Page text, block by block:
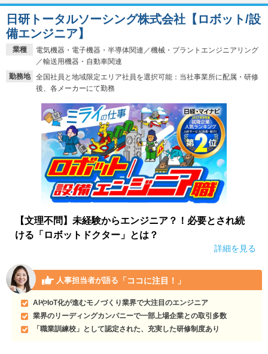
イベントを探す スカウト お知らせ
就活ノウハウ・サポート
就活支援
就活ノウハウが満載！
就活コラム
適職診断
あなたに合う仕事を診断！
就活チャンネル
動画で対策講座をチェック
就活ニュースペーパー
就活時事ニュースを更新
よくある質問
不明点があればこちら
業種
電気機器・電子機器・半導体関連／機械・プラントエンジニアリング
／輸送用機器・自動車関連
勤務地
全国社員と地域限定エリア社員を選択可能：当社事業所に配属・研修
後、各メーカーにて勤務
日研トータルソーシング株式会社【ロボット/設
備エンジニア】
【文理不問】未経験からエンジニア？！必要とされ続
ける「ロボットドクター」とは？
詳細を見る
人事担当者が語る 「ココに注目！」
AIやIoT化が進むモノづくり業界で大注目のエンジニア
業界のリーディングカンパニーで一部上場企業との取引多数
「職業訓練校」として認定された、充実した研修制度あり